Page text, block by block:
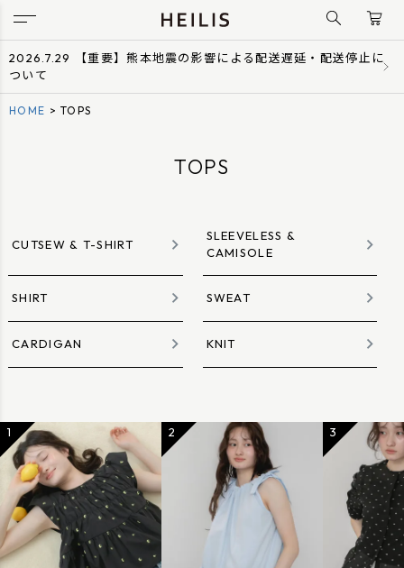
2026.7.29 【重要】熊本地震の影響による配送遅延・配送停止に
ついて
HOME TOPS
TOPS
CUTSEW & T-SHIRT
SLEEVELESS &
CAMISOLE
SHIRT SWEAT
CARDIGAN KNIT